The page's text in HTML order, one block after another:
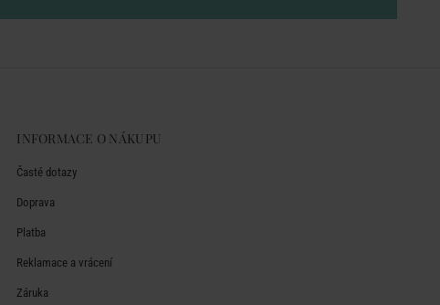
INFORMACE O NÁKUPU
Časté dotazy
Doprava
Platba
Reklamace a vrácení
Záruka